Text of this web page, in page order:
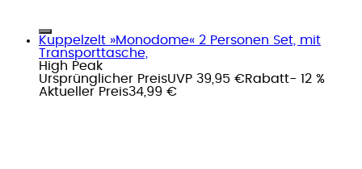
Kuppelzelt »Monodome« 2 Personen Set, mit
Transporttasche,
High Peak
Ursprünglicher PreisUVP 39,95 €Rabatt- 12 %
Aktueller Preis34,99 €